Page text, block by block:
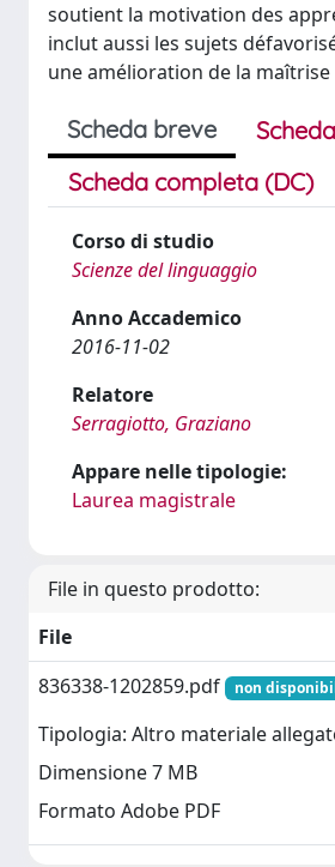
soutient la motivation des
inclut aussi les sujets
une amélioration de la
Scheda breve
Scheda completa (DC)
Corso di studio
Scienze del linguaggio
Anno Accademico
2016-11-02
Relatore
Serragiotto, Graziano
Appare nelle tipologie:
Laurea magistrale
File in questo prodotto:
File
836338-1202859.pdf
non
Tipologia: Altro materiale
Dimensione 7 MB
Formato Adobe PDF